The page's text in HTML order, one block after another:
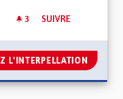
3 3 ABONNÉS
SUIVRE
L'INTERPELLATION